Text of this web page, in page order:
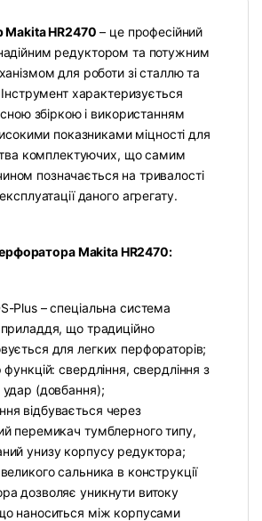
HR2470 – це професійний
редуктором та потужним
для роботи зі сталлю та
характеризується
збіркою і використанням
показниками міцності для
комплектуючих, що самим
позначається на тривалості
даного агрегату.
Makita HR2470:
Plus – спеціальна система
приладдя, що традиційно
для легких перфораторів;
функцій: свердління, свердління з
(довбання);
відбувається через
перемикач тумблерного типу,
унизу корпусу редуктора;
сальника в конструкції
дозволяє уникнути витоку
наноситься між корпусами